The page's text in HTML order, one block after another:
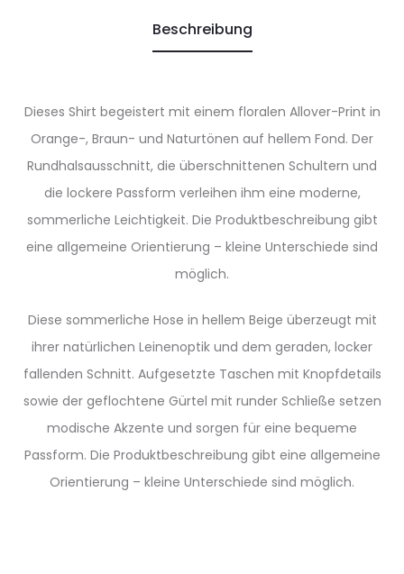
Beschreibung
Dieses Shirt begeistert mit einem floralen Allover-Print in
Orange-, Braun- und Naturtönen auf hellem Fond. Der
Rundhalsausschnitt, die überschnittenen Schultern und
die lockere Passform verleihen ihm eine moderne,
sommerliche Leichtigkeit. Die Produktbeschreibung gibt
eine allgemeine Orientierung – kleine Unterschiede sind
möglich.
Diese sommerliche Hose in hellem Beige überzeugt mit
ihrer natürlichen Leinenoptik und dem geraden, locker
fallenden Schnitt. Aufgesetzte Taschen mit Knopfdetails
sowie der geflochtene Gürtel mit runder Schließe setzen
modische Akzente und sorgen für eine bequeme
Passform. Die Produktbeschreibung gibt eine allgemeine
Orientierung – kleine Unterschiede sind möglich.